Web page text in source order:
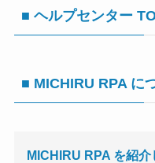
■ ヘルプセンター
■ MICHIRU RPA に
MICHIRU RPA を紹